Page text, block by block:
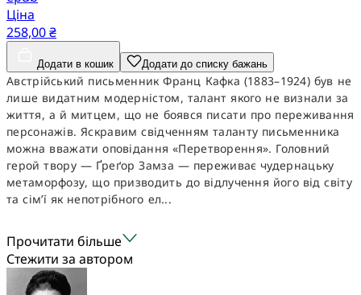
Ціна
258,00 ₴
Додати в кошик Додати до списку бажань
Австрійський письменник Франц Кафка (1883–1924) був не
лише видатним модерністом, талант якого не визнали за
життя, а й митцем, що не боявся писати про переживання
персонажів. Яскравим свідченням таланту письменника
можна вважати оповідання «Перетворення». Головний
герой твору — Ґреґор Замза — переживає чудернацьку
метаморфозу, що призводить до відлучення його від світу
та сім’ї як непотрібного ел...
Прочитати більше
Стежити за автором